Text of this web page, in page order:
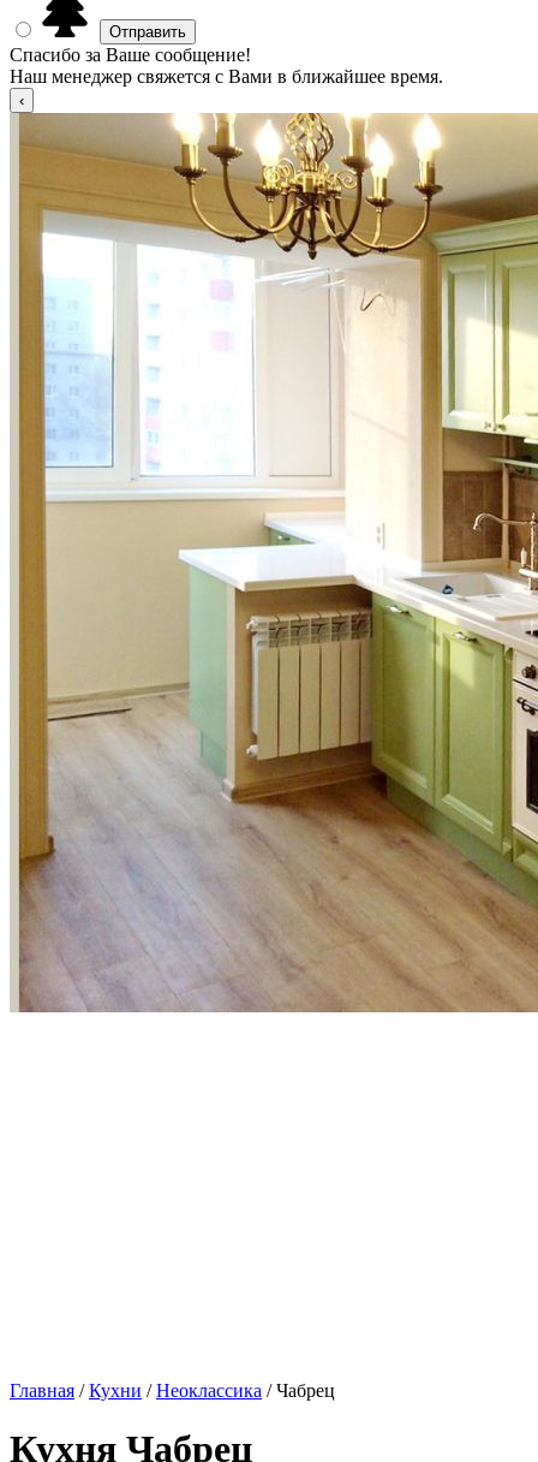
Спасибо за Ваше сообщение!
Наш менеджер свяжется с Вами в ближайшее время.
Главная /Кухни /Неоклассика / Чабрец
Кухня Чабрец